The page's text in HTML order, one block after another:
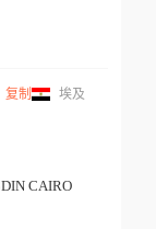
复制 埃及
CAIRO